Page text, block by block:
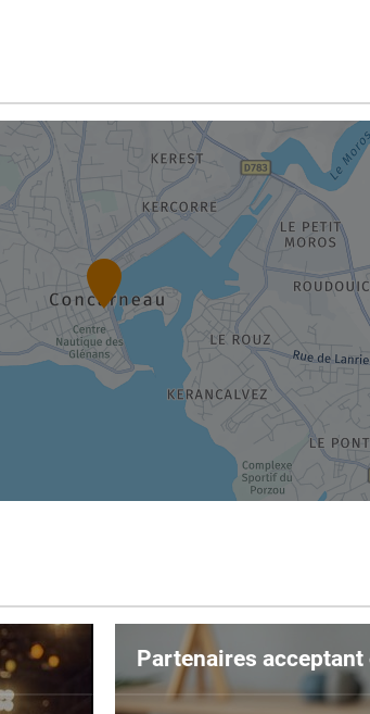
Partenaires